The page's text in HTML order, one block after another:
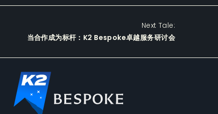
Next Tale:
当合作成为标杆：K2 Bespoke卓越服务研讨会